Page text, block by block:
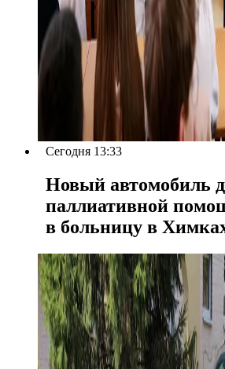
Сегодня 13:33
Новый автомобиль
паллиативной
в больницу в